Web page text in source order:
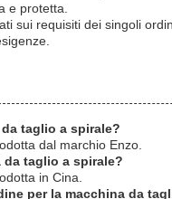
e protetta.
sui requisiti dei singoli
taglio a spirale?
dal marchio Enzo.
da taglio a spirale?
in Cina.
per la macchina da